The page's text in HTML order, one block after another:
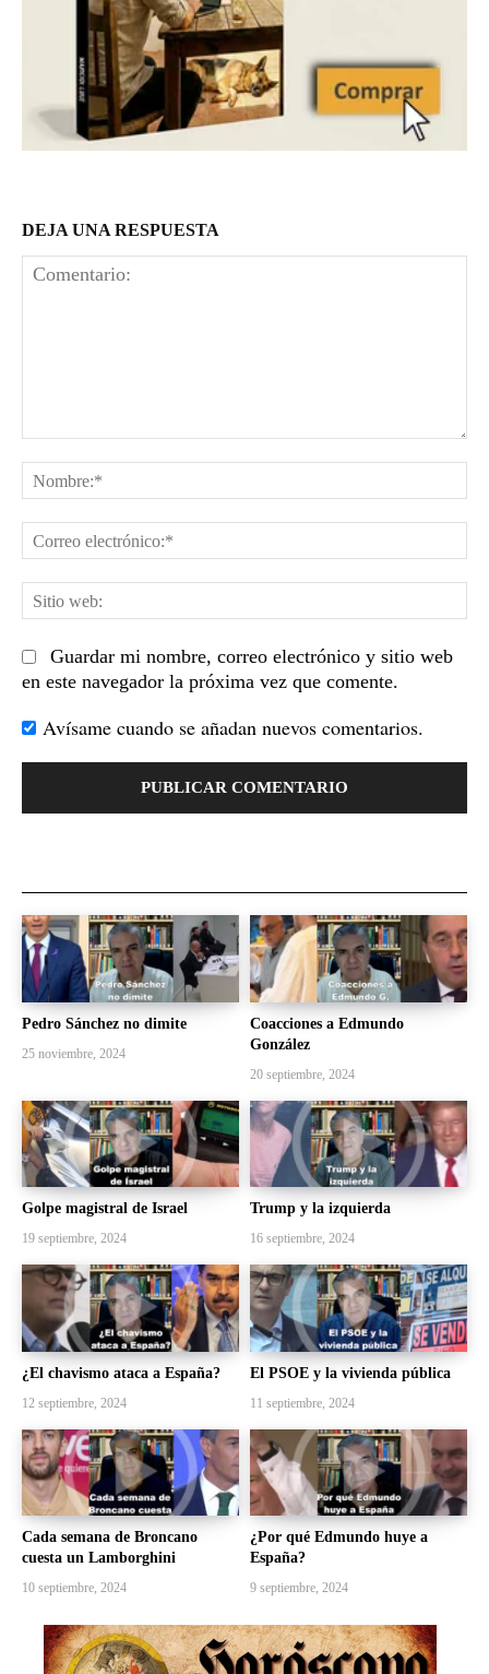
DEJA UNA RESPUESTA
Guardar mi nombre, correo electrónico y sitio web
en este navegador la próxima vez que comente.
Avísame cuando se añadan nuevos comentarios.
Pedro Sánchez no dimite
25 noviembre, 2024
Coacciones a Edmundo
González
20 septiembre, 2024
Golpe magistral de Israel
19 septiembre, 2024
Trump y la izquierda
16 septiembre, 2024
¿El chavismo ataca a España?
12 septiembre, 2024
El PSOE y la vivienda pública
11 septiembre, 2024
Cada semana de Broncano
cuesta un Lamborghini
10 septiembre, 2024
¿Por qué Edmundo huye a
España?
9 septiembre, 2024